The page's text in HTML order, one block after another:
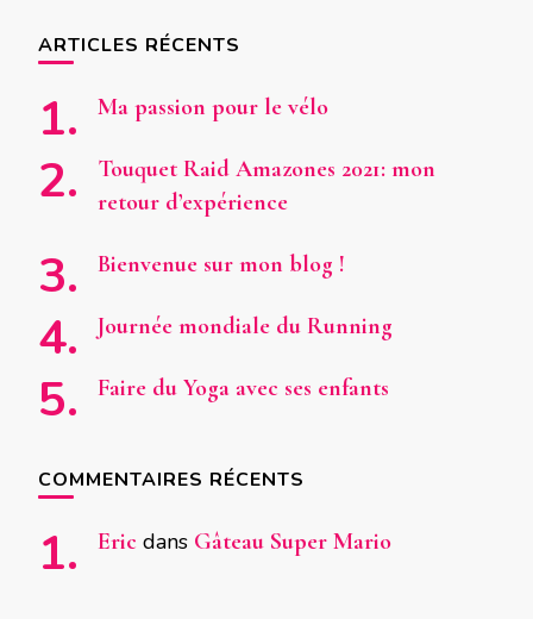
?
ARTICLES RÉCENTS
Ma passion pour le vélo
Touquet Raid Amazones 2021: mon
retour d’expérience
Bienvenue sur mon blog !
Journée mondiale du Running
Faire du Yoga avec ses enfants
COMMENTAIRES RÉCENTS
Eric dans Gâteau Super Mario